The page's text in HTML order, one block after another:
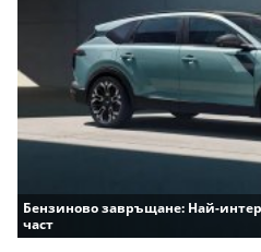
Бензиново завръщане: Най-
част